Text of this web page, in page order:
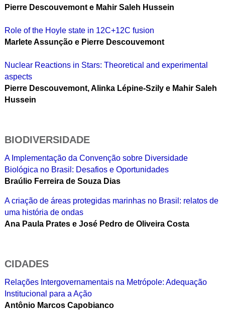
Pierre Descouvemont e Mahir Saleh Hussein
Role of the Hoyle state in 12C+12C fusion
Marlete Assunção e Pierre Descouvemont
Nuclear Reactions in Stars: Theoretical and experimental
aspects
Pierre Descouvemont, Alinka Lépine-Szily e Mahir Saleh
Hussein
BIODIVERSIDADE
A Implementação da Convenção sobre Diversidade
Biológica no Brasil: Desafios e Oportunidades
Braúlio Ferreira de Souza Dias
A criação de áreas protegidas marinhas no Brasil: relatos de
uma história de ondas
Ana Paula Prates e José Pedro de Oliveira Costa
CIDADES
Relações Intergovernamentais na Metrópole: Adequação
Institucional para a Ação
Antônio Marcos Capobianco